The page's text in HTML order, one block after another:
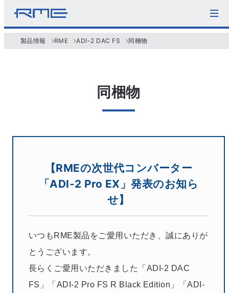
製品情報 RME ADI-2 DAC FS 同梱物
同梱物
【RMEの次世代コンバーター
「ADI-2 Pro EX」発表のお知ら
せ】
いつもRME製品をご愛用いただき、誠にありが
とうございます。
長らくご愛用いただきました「ADI-2 DAC
FS」「ADI-2 Pro FS R Black Edition」「ADI-